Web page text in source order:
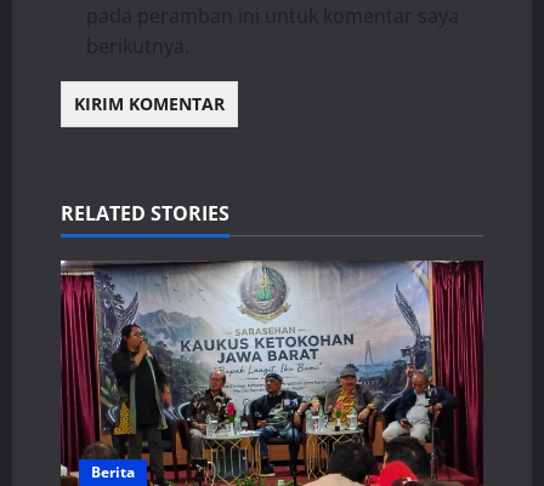
pada peramban ini untuk komentar saya
berikutnya.
RELATED STORIES
Berita